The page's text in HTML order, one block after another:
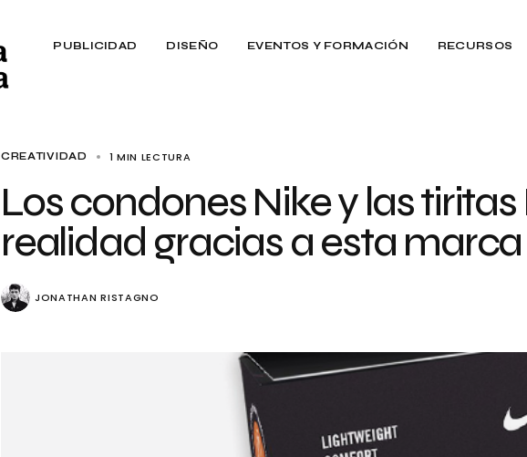
PUBLICIDAD DISEÑO EVENTOS Y FORMACIÓN RECURSOS
CREATIVIDAD 1 MIN LECTURA
Los condones Nike y las
realidad gracias a esta
JONATHAN RISTAGNO